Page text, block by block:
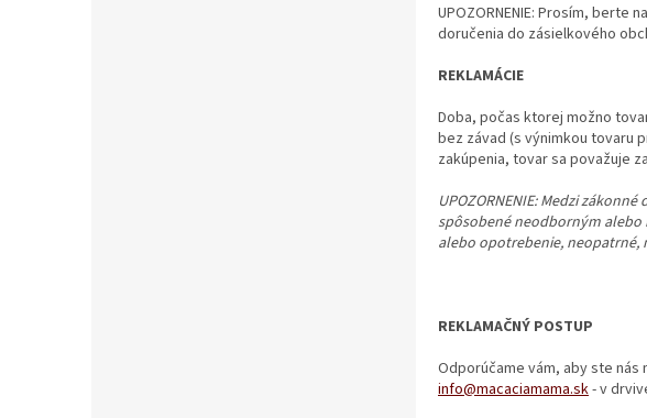
UPOZORNENIE: Prosím, berte
doručenia do zásielkového
REKLAMÁCIE
Doba, počas ktorej možno
bez závad (s výnimkou tovaru
zakúpenia, tovar sa považuje
UPOZORNENIE: Medzi
spôsobené neodborným
alebo opotrebenie, neopatrné,
REKLAMAČNÝ POSTUP
Odporúčame vám, aby ste nás
info@macaciamama.sk- v